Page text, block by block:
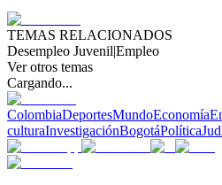
TEMAS RELACIONADOS
Desempleo Juvenil|Empleo
Ver otros temas
Cargando...
ColombiaDeportesMundoEconomía
culturaInvestigaciónBogotáPolítica